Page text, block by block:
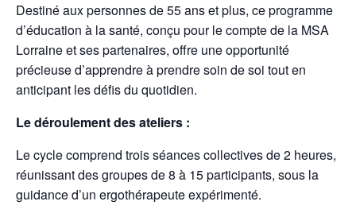
Destiné aux personnes de 55 ans et plus, ce programme
d’éducation à la santé, conçu pour le compte de la MSA
Lorraine et ses partenaires, offre une opportunité
précieuse d’apprendre à prendre soin de soi tout en
anticipant les défis du quotidien.
Le déroulement des ateliers :
Le cycle comprend trois séances collectives de 2 heures,
réunissant des groupes de 8 à 15 participants, sous la
guidance d’un ergothérapeute expérimenté.